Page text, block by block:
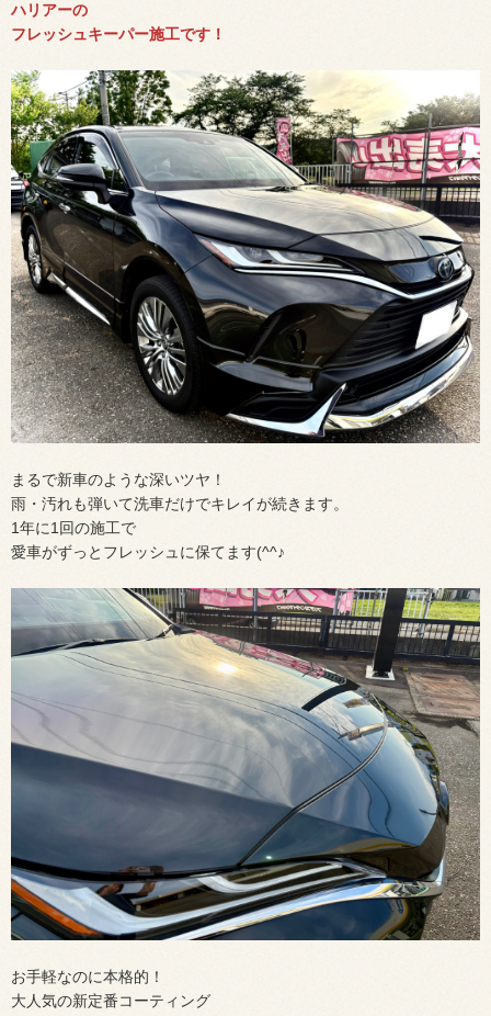
ハリアーの
フレッシュキーパー施工です！
まるで新車のような深いツヤ！
雨・汚れも弾いて洗車だけでキレイが続きます。
1年に1回の施工で
愛車がずっとフレッシュに保てます(^^♪
お手軽なのに本格的！
大人気の新定番コーティング